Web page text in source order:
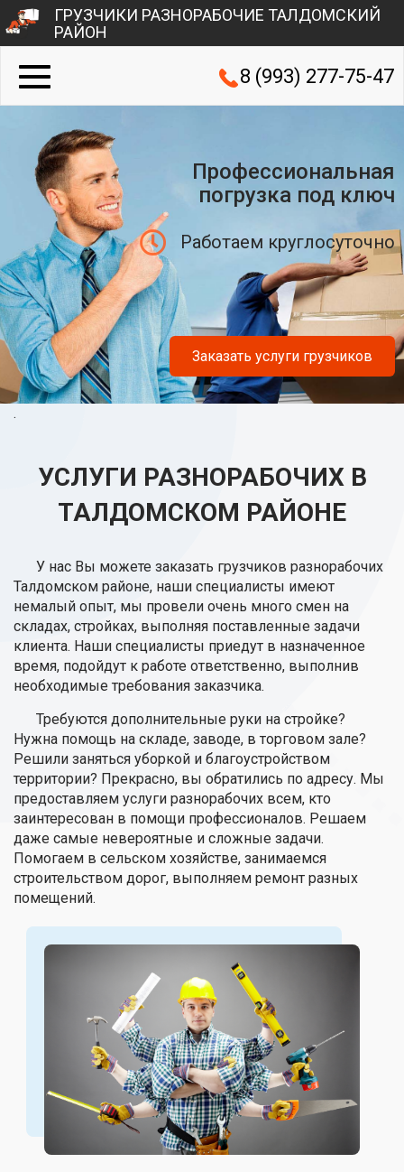
ГРУЗЧИКИ РАЗНОРАБОЧИЕ ТАЛДОМСКИЙ
РАЙОН
8 (993) 277-75-47
Профессиональная
погрузка под ключ
Работаем круглосуточно
Заказать услуги грузчиков
.
УСЛУГИ РАЗНОРАБОЧИХ В
ТАЛДОМСКОМ РАЙОНЕ
У нас Вы можете заказать грузчиков разнорабочих
Талдомском районе, наши специалисты имеют
немалый опыт, мы провели очень много смен на
складах, стройках, выполняя поставленные задачи
клиента. Наши специалисты приедут в назначенное
время, подойдут к работе ответственно, выполнив
необходимые требования заказчика.
Требуются дополнительные руки на стройке?
Нужна помощь на складе, заводе, в торговом зале?
Решили заняться уборкой и благоустройством
территории? Прекрасно, вы обратились по адресу. Мы
предоставляем услуги разнорабочих всем, кто
заинтересован в помощи профессионалов. Решаем
даже самые невероятные и сложные задачи.
Помогаем в сельском хозяйстве, занимаемся
строительством дорог, выполняем ремонт разных
помещений.